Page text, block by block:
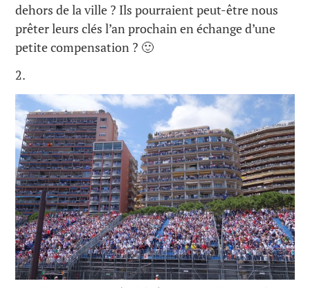
dehors de la ville ? Ils pourraient peut-être nous
prêter leurs clés l’an prochain en échange d’une
petite compensation ? 🙂
2.